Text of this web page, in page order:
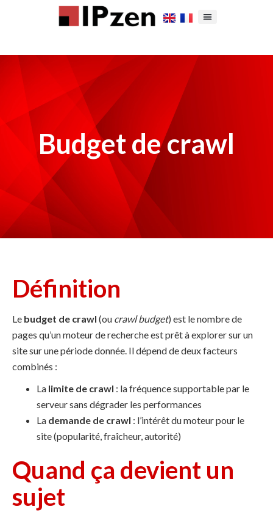
Budget de crawl
Définition
Le budget de crawl (ou crawl budget) est le nombre de
pages qu’un moteur de recherche est prêt à explorer sur un
site sur une période donnée. Il dépend de deux facteurs
combinés :
La limite de crawl : la fréquence supportable par le
serveur sans dégrader les performances
La demande de crawl : l’intérêt du moteur pour le
site (popularité, fraîcheur, autorité)
Quand ça devient un
sujet